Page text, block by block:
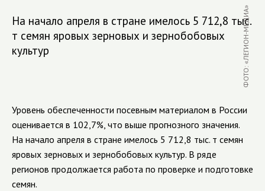
На начало апреля в стране имелось 5 712,8 тыс.
т семян яровых зерновых и зернобобовых
культур
ФОТО: «ЛЕГИОН-МЕДИА»
Уровень обеспеченности посевным материалом в России
оценивается в 102,7%, что выше прогнозного значения.
На начало апреля в стране имелось 5 712,8 тыс. т семян
яровых зерновых и зернобобовых культур. В ряде
регионов продолжается работа по проверке и подготовке
семян.